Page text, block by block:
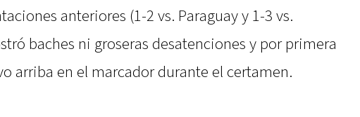
anteriores (1-2 vs. Paraguay y 1-3 vs.
baches ni groseras desatenciones y por primera
arriba en el marcador durante el certamen.